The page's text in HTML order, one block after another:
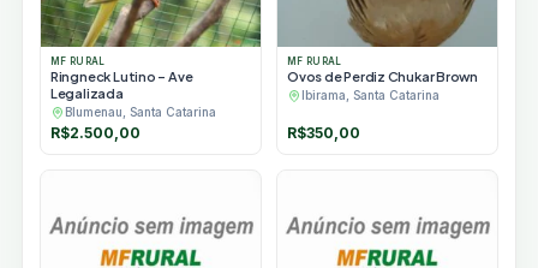
MF RURAL
Ringneck Lutino – Ave
Legalizada
Blumenau, Santa Catarina
R$2.500,00
MF RURAL
Ovos de Perdiz Chukar Brown
Ibirama, Santa Catarina
R$350,00